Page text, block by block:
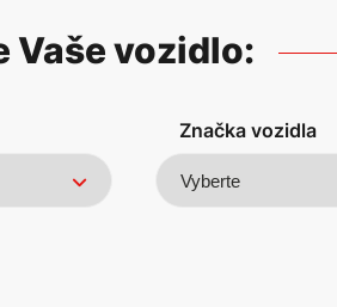
Vaše vozidlo:
Značka vozidla